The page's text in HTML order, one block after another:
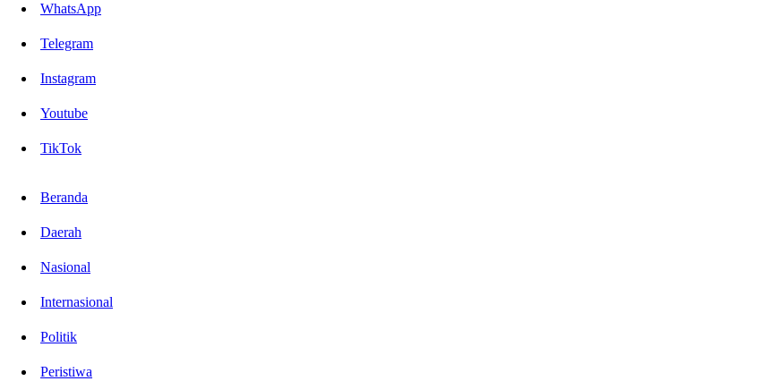
WhatsApp
Telegram
Instagram
Youtube
TikTok
Beranda
Daerah
Nasional
Internasional
Politik
Peristiwa